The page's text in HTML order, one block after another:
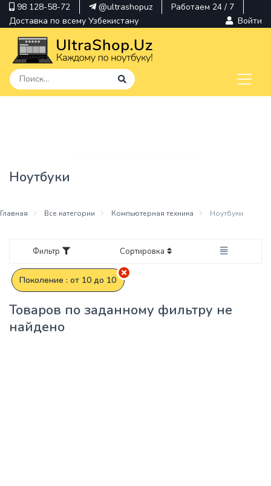
98 128-58-72 @ultrashopuz
Работаем 24 / 7
Доставка по всему Узбекистану
Войти
Hp
Ноутбуки
Главная Все категории Компьютерная техника Ноутбуки
Фильтр Сортировка
Поколение : от 10 до 10
Товаров по заданному фильтру не
найдено